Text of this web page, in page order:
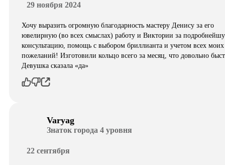
29 ноября 2024
Хочу выразить огромную благодарность мастеру Денису за его
ювелирную (во всех смыслах) работу и Виктории за
консультацию, помощь с выбором бриллианта и учетом всех моих
пожеланий! Изготовили кольцо всего за месяц, что довольно
Девушка сказала «да»
Varyag
Знаток города 4 уровня
22 сентября